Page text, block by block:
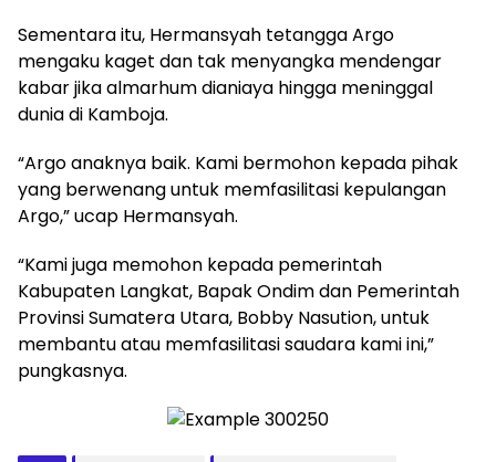
Sementara itu, Hermansyah tetangga Argo
mengaku kaget dan tak menyangka mendengar
kabar jika almarhum dianiaya hingga meninggal
dunia di Kamboja.
“Argo anaknya baik. Kami bermohon kepada pihak
yang berwenang untuk memfasilitasi kepulangan
Argo,” ucap Hermansyah.
“Kami juga memohon kepada pemerintah
Kabupaten Langkat, Bapak Ondim dan Pemerintah
Provinsi Sumatera Utara, Bobby Nasution, untuk
membantu atau memfasilitasi saudara kami ini,”
pungkasnya.